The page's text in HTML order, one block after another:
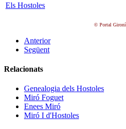
Els Hostoles
© Portal Gironí
Anterior
Següent
Relacionats
Genealogia dels Hostoles
Miró Foguet
Enees Miró
Miró I d'Hostoles